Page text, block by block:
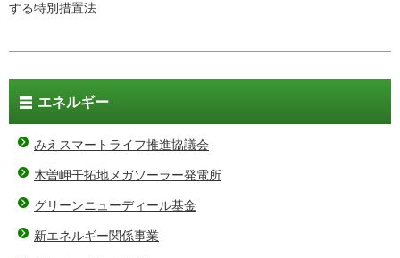
する特別措置法
エネルギー
みえスマートライフ推進協議会
木曽岬干拓地メガソーラー発電所
グリーンニューディール基金
新エネルギー関係事業